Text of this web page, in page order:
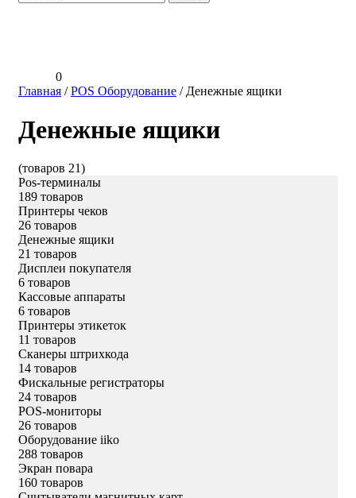
0
Главная /POS Оборудование / Денежные ящики
Денежные ящики
(товаров 21)
Pos-терминалы
189 товаров
Принтеры чеков
26 товаров
Денежные ящики
21 товаров
Дисплеи покупателя
6 товаров
Кассовые аппараты
6 товаров
Принтеры этикеток
11 товаров
Сканеры штрихкода
14 товаров
Фискальные регистраторы
24 товаров
POS-мониторы
26 товаров
Оборудование iiko
288 товаров
Экран повара
160 товаров